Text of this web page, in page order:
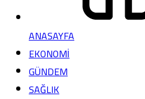
ANASAYFA
EKONOMİ
GÜNDEM
SAĞLIK